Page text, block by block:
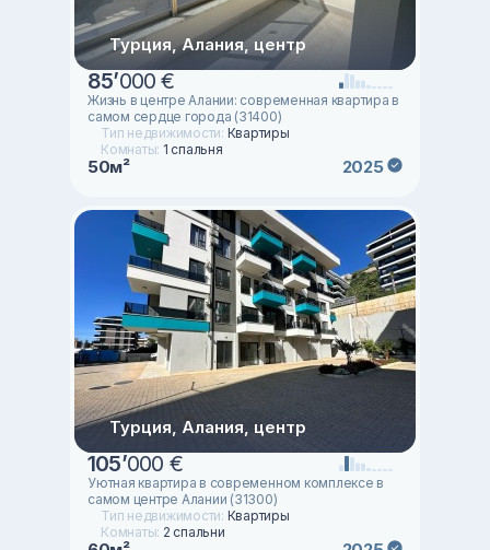
Турция, Алания, центр
85’000 €
Жизнь в центре Алании: современная квартира в
самом сердце города (31400)
Тип недвижимости: Квартиры
Комнаты: 1 спальня
50м² 2025
Турция, Алания, центр
105’000 €
Уютная квартира в современном комплексе в
самом центре Алании (31300)
Тип недвижимости: Квартиры
Комнаты: 2 спальни